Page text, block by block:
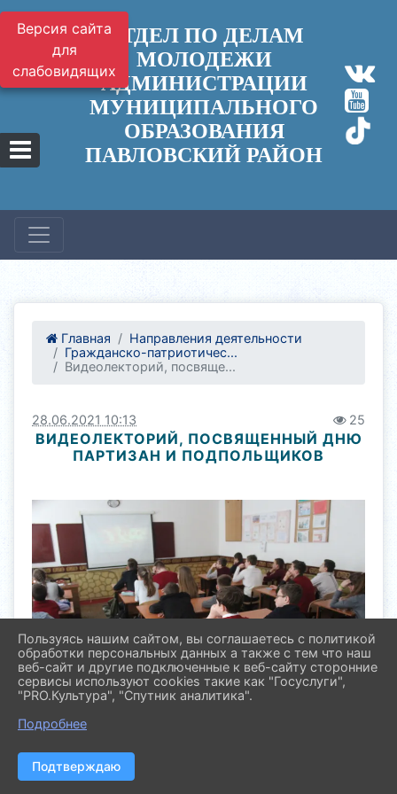
Версия сайта
для
слабовидящих
ОТДЕЛ ПО ДЕЛАМ
МОЛОДЕЖИ
АДМИНИСТРАЦИИ
МУНИЦИПАЛЬНОГО
ОБРАЗОВАНИЯ
ПАВЛОВСКИЙ РАЙОН
Главная
Направления деятельности
Гражданско-патриотичес...
Видеолекторий, посвяще...
28.06.2021 10:13 25
ВИДЕОЛЕКТОРИЙ, ПОСВЯЩЕННЫЙ ДНЮ
ПАРТИЗАН И ПОДПОЛЬЩИКОВ
Пользуясь нашим сайтом, вы соглашаетесь с политикой
обработки персональных данных а также с тем что наш
веб-сайт и другие подключенные к веб-сайту сторонние
сервисы используют cookies такие как "Госуслуги",
"PRO.Культура", "Спутник аналитика".
Подробнее
Подтверждаю